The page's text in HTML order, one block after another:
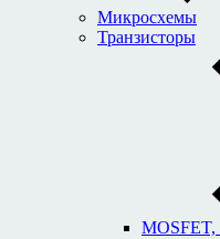
Микросхемы
Транзисторы
MOSFET,